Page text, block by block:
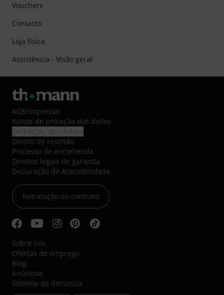
Vouchers
Contacto
Loja física
Assistência - Visão geral
AGB/Impresso
Avisos de proteção dos dados
Direito de rescisão
Processo de encomenda
Direitos legais de garantia
Declaração de Acessibilidade
Retratação do contrato
Sobre nós
Ofertas de emprego
Blog
Anúncios
Sistema de denúncia